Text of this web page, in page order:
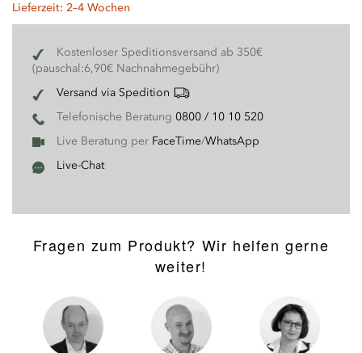
Lieferzeit: 2–4 Wochen
Kostenloser Speditionsversand ab 350€
(pauschal:6,90€ Nachnahmegebühr)
Versand via Spedition
Telefonische Beratung 0800 / 10 10 520
Live Beratung per FaceTime/WhatsApp
Live-Chat
Fragen zum Produkt? Wir helfen gerne
weiter!